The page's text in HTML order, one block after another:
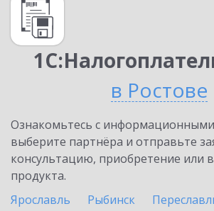
в Ростове
Ознакомьтесь с
выберите партнёра и отправьте
консультацию, приобретение или
продукта.
Ярославль
Рыбинск